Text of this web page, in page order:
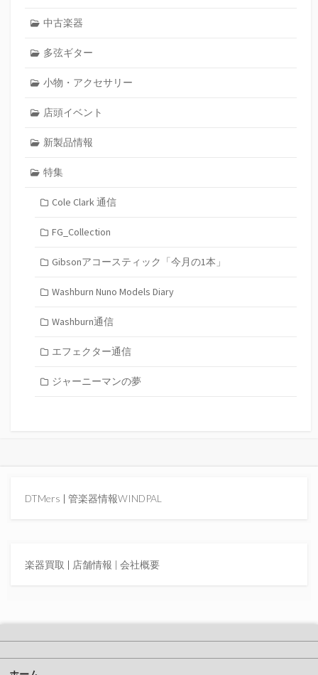
中古楽器
多弦ギター
小物・アクセサリー
店頭イベント
新製品情報
特集
Cole Clark 通信
FG_Collection
Gibsonアコースティック「今月の1本」
Washburn Nuno Models Diary
Washburn通信
エフェクター通信
ジャーニーマンの夢
DTMers | 管楽器情報WINDPAL
楽器買取 | 店舗情報 | 会社概要